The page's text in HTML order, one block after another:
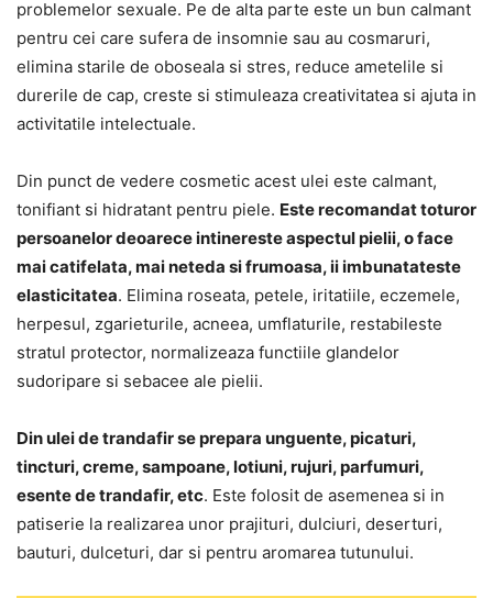
problemelor sexuale. Pe de alta parte este un bun calmant
pentru cei care sufera de insomnie sau au cosmaruri,
elimina starile de oboseala si stres, reduce ametelile si
durerile de cap, creste si stimuleaza creativitatea si ajuta in
activitatile intelectuale.
Din punct de vedere cosmetic acest ulei este calmant,
tonifiant si hidratant pentru piele. Este recomandat toturor
persoanelor deoarece intinereste aspectul pielii, o face
mai catifelata, mai neteda si frumoasa, ii imbunatateste
elasticitatea. Elimina roseata, petele, iritatiile, eczemele,
herpesul, zgarieturile, acneea, umflaturile, restabileste
stratul protector, normalizeaza functiile glandelor
sudoripare si sebacee ale pielii.
Din ulei de trandafir se prepara unguente, picaturi,
tincturi, creme, sampoane, lotiuni, rujuri, parfumuri,
esente de trandafir, etc. Este folosit de asemenea si in
patiserie la realizarea unor prajituri, dulciuri, deserturi,
bauturi, dulceturi, dar si pentru aromarea tutunului.